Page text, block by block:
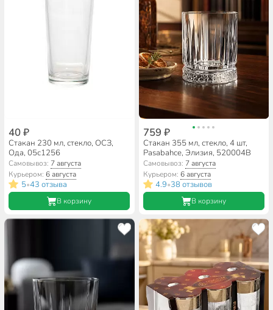
40 ₽
Стакан 230 мл, стекло, ОСЗ,
Ода, 05с1256
Самовывоз: 7 августа
Курьером:6 августа
5•43 отзыва
В корзину
759 ₽
Стакан 355 мл, стекло, 4 шт,
Pasabahce, Элизия, 520004B
Самовывоз: 7 августа
Курьером: 6 августа
4.9•38 отзывов
В корзину